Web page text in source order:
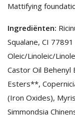
Mattifying
Ingrediënten:
Squalane, CI
Oleic/Linoleic/
Castor Oil
Esters**,
(Iron Oxides),
Simmondsia